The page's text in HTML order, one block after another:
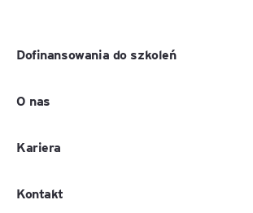
Dofinansowania do szkoleń
O nas
Kariera
Kontakt